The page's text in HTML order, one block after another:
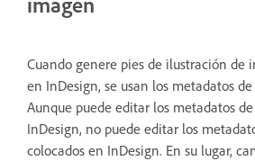
Cuando genere pies de ilustración de
en InDesign, se usan los metadatos
Aunque puede editar los metadatos
InDesign, no puede editar los
colocados en InDesign. En su lugar,